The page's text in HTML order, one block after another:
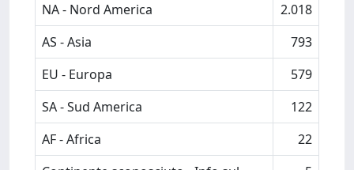
NA - Nord America
2.018
AS - Asia
793
EU - Europa
579
SA - Sud America
122
AF - Africa
22